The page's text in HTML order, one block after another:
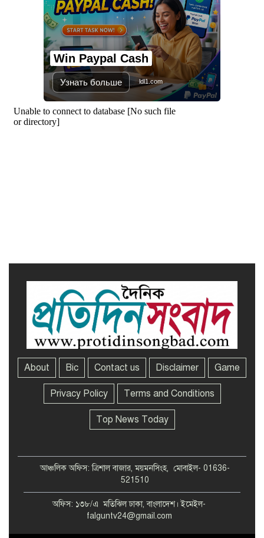
মালয়েশিয়ায় সহকর্মীদের সংঘর্ষে ৩
বাংলাদেশি নিহত, গ্রেপ্তার ১
শহীদের আত্মত্যাগে গড়া জাতীয় ঐক্য
রক্ষা করতে হবে : প্রধানমন্ত্রী
সাভারে এমপি ও তাঁর স্ত্রীকে
Win Paypal Cash
Узнать больше ldl1.com
About Bic Contact us Disclaimer Game
Privacy Policy Terms and Conditions
Top News Today
আঞ্চলিক অফিস: ত্রিশাল বাজার, ময়মনসিংহ, মোবাইল- 01636-
521510
অফিস: ১৩৮/এ মতিঝিল ঢাকা, বাংলাদেশ। ইমেইল-
falguntv24@gmail.com